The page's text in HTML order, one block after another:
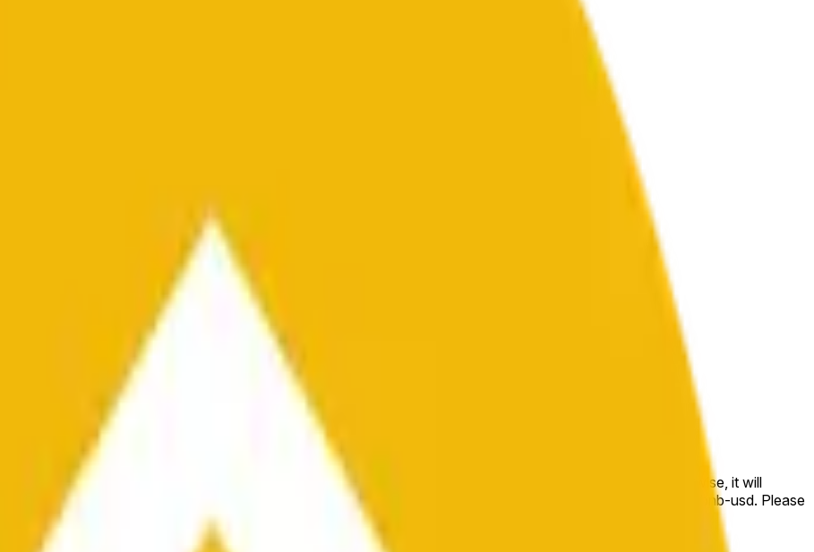
time range specified in the title is greater than or equal to the price at the beginning of that range. Otherwise, it will
from Chainlink, specifically the BNB/USD data stream available at https://data.chain.link/streams/bnb-usd. Please
stream BNB/USD, not according to other sources or spot markets.